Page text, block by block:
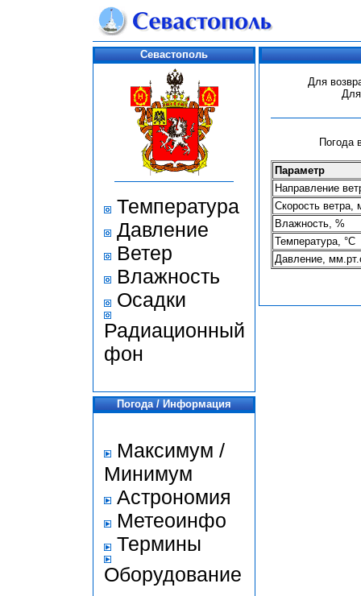
Севастополь
Температура
Давление
Ветер
Влажность
Осадки
Радиационный
фон
Погода / Информация
Максимум /
Минимум
Астрономия
Метеоинфо
Термины
Оборудование
Для
Погода
Параметр
Направление
Скорость ветра,
Влажность, %
Температура, °С
Давление,